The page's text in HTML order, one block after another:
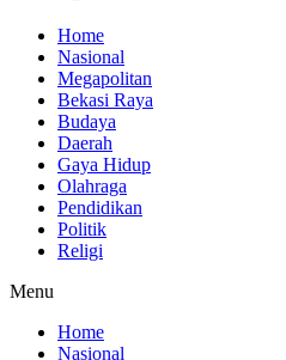
Home
Nasional
Megapolitan
Bekasi Raya
Budaya
Daerah
Gaya Hidup
Olahraga
Pendidikan
Politik
Religi
Menu
Home
Nasional